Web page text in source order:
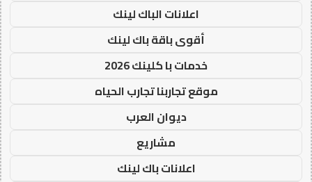
اعلانات الباك لينك
أقوى باقة باك لينك
خدمات با كلينك 2026
موقع تجاربنا تجارب الحياه
ديوان العرب
مشاريع
اعلانات باك لينك